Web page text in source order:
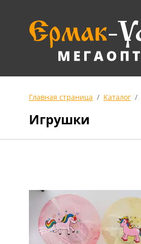
Главная страница Каталог
Игрушки